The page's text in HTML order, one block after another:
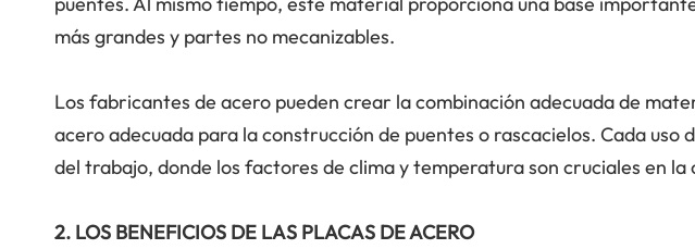
más grandes y partes no mecanizables.
Los fabricantes de acero pueden crear la combinación adecuada de
acero adecuada para la construcción de puentes o rascacielos. Cada uso
del trabajo, donde los factores de clima y temperatura son cruciales en la
2. LOS BENEFICIOS DE LAS PLACAS DE ACERO